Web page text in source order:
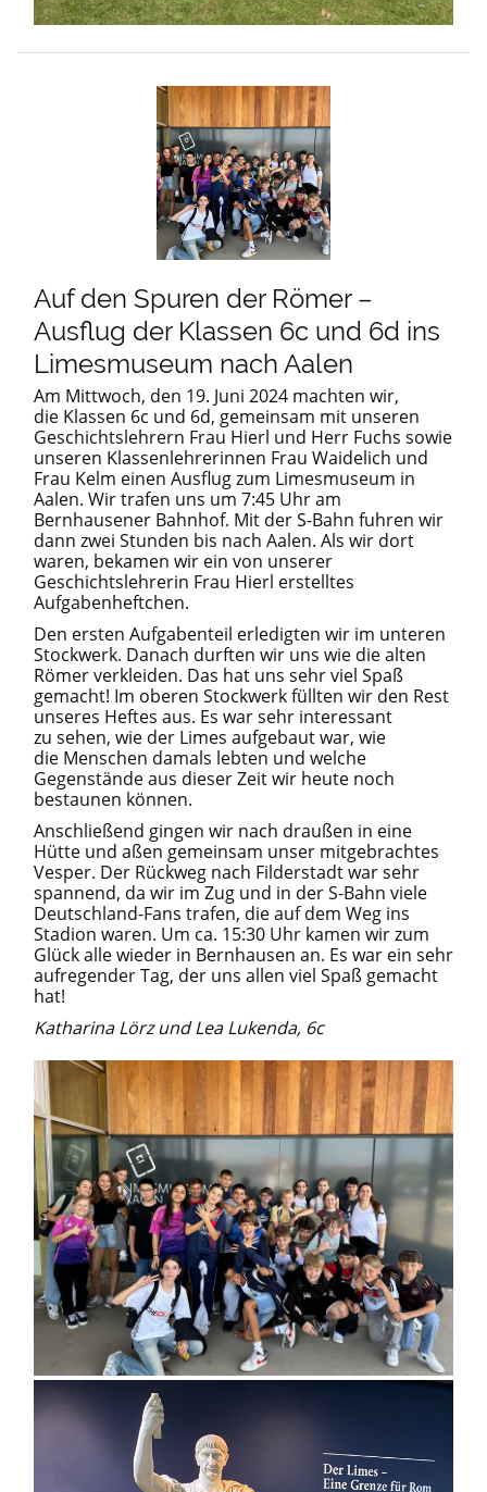
Auf den Spuren der Römer –
Ausflug der Klassen 6c und 6d ins
Limesmuseum nach Aalen
Am Mittwoch, den 19. Juni 2024 machten wir,
die Klassen 6c und 6d, gemeinsam mit unseren
Geschichtslehrern Frau Hierl und Herr Fuchs sowie
unseren Klassenlehrerinnen Frau Waidelich und
Frau Kelm einen Ausflug zum Limesmuseum in
Aalen. Wir trafen uns um 7:45 Uhr am
Bernhausener Bahnhof. Mit der S-Bahn fuhren wir
dann zwei Stunden bis nach Aalen. Als wir dort
waren, bekamen wir ein von unserer
Geschichtslehrerin Frau Hierl erstelltes
Aufgabenheftchen.
Den ersten Aufgabenteil erledigten wir im unteren
Stockwerk. Danach durften wir uns wie die alten
Römer verkleiden. Das hat uns sehr viel Spaß
gemacht! Im oberen Stockwerk füllten wir den Rest
unseres Heftes aus. Es war sehr interessant
zu sehen, wie der Limes aufgebaut war, wie
die Menschen damals lebten und welche
Gegenstände aus dieser Zeit wir heute noch
bestaunen können.
Anschließend gingen wir nach draußen in eine
Hütte und aßen gemeinsam unser mitgebrachtes
Vesper. Der Rückweg nach Filderstadt war sehr
spannend, da wir im Zug und in der S-Bahn viele
Deutschland-Fans trafen, die auf dem Weg ins
Stadion waren. Um ca. 15:30 Uhr kamen wir zum
Glück alle wieder in Bernhausen an. Es war ein sehr
aufregender Tag, der uns allen viel Spaß gemacht
hat!
Katharina Lörz und Lea Lukenda, 6c